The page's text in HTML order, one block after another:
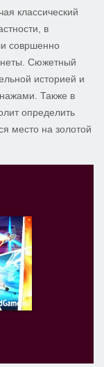
классический
в
совршенно
Сюжетный
историей и
Также в
определить
место на золотой